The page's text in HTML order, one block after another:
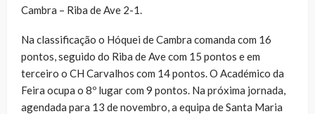
Cambra – Riba de Ave 2-1.
Na classificação o Hóquei de Cambra comanda com 16
pontos, seguido do Riba de Ave com 15 pontos e em
terceiro o CH Carvalhos com 14 pontos. O Académico da
Feira ocupa o 8º lugar com 9 pontos. Na próxima jornada,
agendada para 13 de novembro, a equipa de Santa Maria